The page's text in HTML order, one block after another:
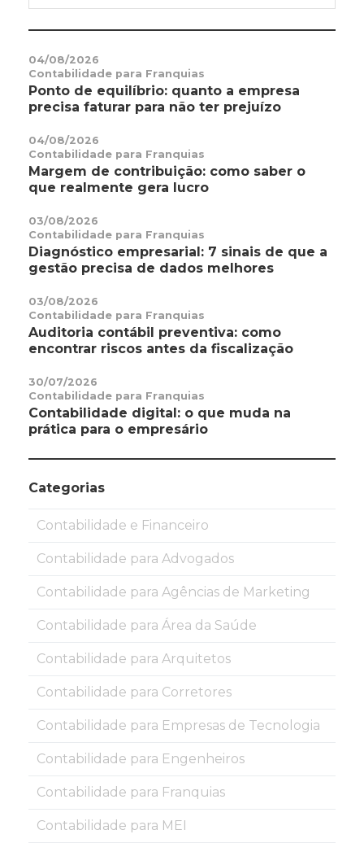
04/08/2026
Contabilidade para Franquias
Ponto de equilíbrio: quanto a empresa
precisa faturar para não ter prejuízo
04/08/2026
Contabilidade para Franquias
Margem de contribuição: como saber o
que realmente gera lucro
03/08/2026
Contabilidade para Franquias
Diagnóstico empresarial: 7 sinais de que a
gestão precisa de dados melhores
03/08/2026
Contabilidade para Franquias
Auditoria contábil preventiva: como
encontrar riscos antes da fiscalização
30/07/2026
Contabilidade para Franquias
Contabilidade digital: o que muda na
prática para o empresário
Categorias
Contabilidade e Financeiro
Contabilidade para Advogados
Contabilidade para Agências de Marketing
Contabilidade para Área da Saúde
Contabilidade para Arquitetos
Contabilidade para Corretores
Contabilidade para Empresas de Tecnologia
Contabilidade para Engenheiros
Contabilidade para Franquias
Contabilidade para MEI